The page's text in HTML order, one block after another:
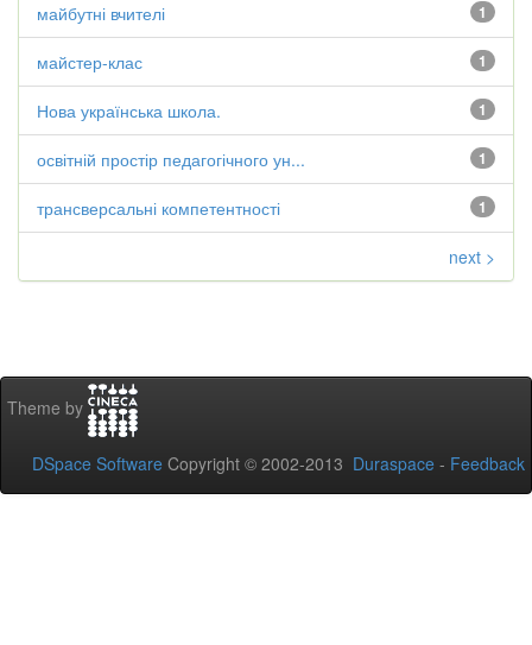
1
майбутні вчителі
1
майстер-клас
1
Нова українська школа.
1
освітній простір педагогічного ун...
1
трансверсальні компетентності
next >
Theme by
DSpace Software Copyright © 2002-2013 Duraspace - Feedback